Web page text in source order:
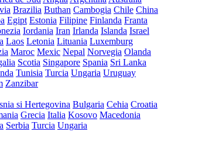
Brazilia Buthan Cambogia Chile China
Egipt Estonia Filipine Finlanda Franta
Iordania Iran Irlanda Islanda Israel
Laos Letonia Lituania Luxemburg
Maroc Mexic Nepal Norvegia Olanda
Scotia Singapore Spania Sri Lanka
Tunisia Turcia Ungaria Uruguay
Zanzibar
si Hertegovina Bulgaria Cehia Croatia
Grecia Italia Kosovo Macedonia
Serbia Turcia Ungaria